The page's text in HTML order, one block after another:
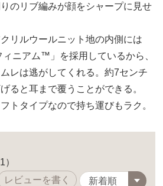
のリブ編みが顔をシャープに見せ
リルウールニット地の内側には
ィニアム™」を採用しているから、
レは逃がしてくれる。約7センチ
ると耳まで覆うことができる。
トタイプなので持ち運びもラク。
）
レビューを書く